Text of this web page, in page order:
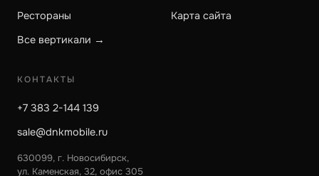
Рестораны
Все вертикали →
Карта сайта
КОНТАКТЫ
+7 383 2-144 139
sale@dnkmobile.ru
630099, г. Новосибирск,
ул. Каменская, 32, офис 305